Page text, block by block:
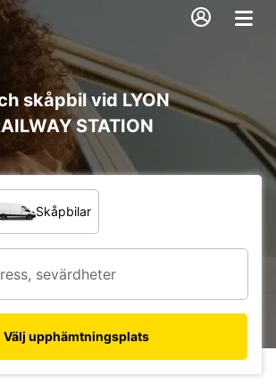
skåpbil vid LYON
STATION
Skåpbilar
Välj upphämtningsplats